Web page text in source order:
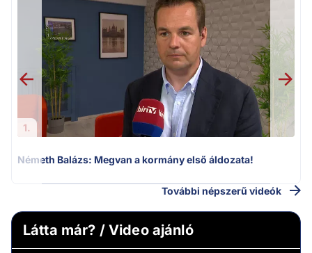
1.
Németh Balázs: Megvan a kormány első áldozata!
További népszerű videók
Látta már? / Video ajánló